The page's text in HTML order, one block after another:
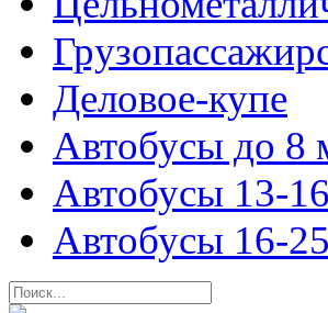
Деловое-купе
Автобусы до 8
Автобусы 13-
Автобусы 16-